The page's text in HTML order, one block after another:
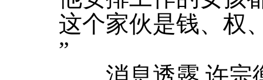
这个家伙是钱、权
”